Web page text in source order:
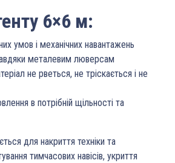
6×6 м:
умов і механічних навантажень
металевим люверсам
не рветься, не тріскається і не
в потрібній щільності та
для накриття техніки та
тимчасових навісів, укриття